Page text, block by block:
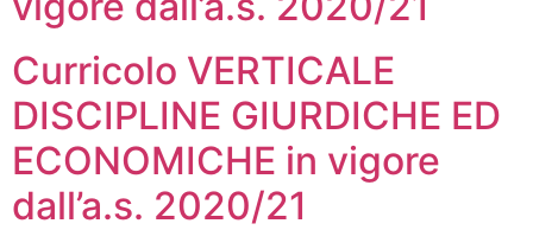
Curricolo VERTICALE
DISCIPLINE GIURDICHE ED
ECONOMICHE in vigore
dall’a.s. 2020/21